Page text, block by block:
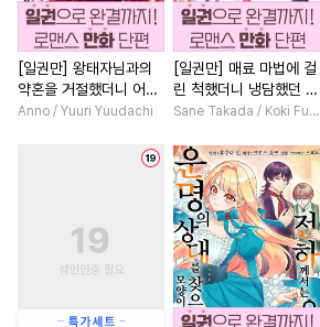
#판타지 #계략공 #질투
#욕망수 #절륜공 #동거
#능력공 # 난폭공
역사/시대물
냉혈공
예민수
웹툰단행본
침착수
#상처수
#
#
#
#
#
#
#
#
[일권만] 왕태자님과의
약혼을 거절했더니 어째
서인지 얀데레로 돌변했
Anno / Yuuri Yuudachi
[일권만] 매료 마법에 걸
린 척했더니 냉담했던 약
혼자가 맹목적인 사랑꾼Sane Takada / Koki Fuyutsuki